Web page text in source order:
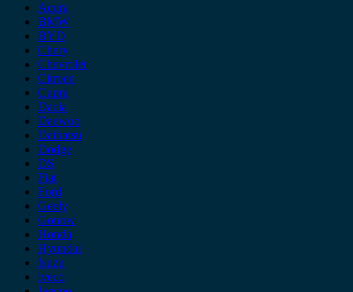
Acura
BMW
BYD
Chery
Chevrolet
Citroen
Cupra
Dacia
Daewoo
Daihatsu
Dodge
DS
Fiat
Ford
Geely
Gonow
Honda
Hyundai
Isuzu
iveco